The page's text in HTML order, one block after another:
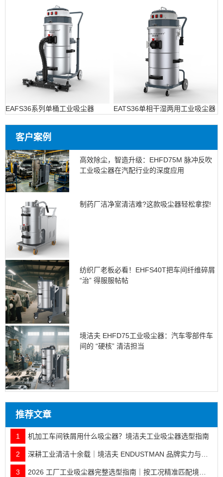
EAFS36系列单桶工业吸尘器 EATS36单相干湿两用工业吸尘器
客户案例
高效除尘，智造升级：EHFD75M 脉冲反吹
工业吸尘器在汽配行业的深度应用
制药厂洁净室清洁难?这款吸尘器轻松拿捏!
纺织厂老板必看！EHFS40T把车间纤维碎屑
“治” 得服服帖帖
境洁夫 EHFD75工业吸尘器：汽车零部件车
间的 “硬核” 清洁担当
推荐文章
1 机加工车间铁屑用什么吸尘器？境洁夫工业吸尘器选型指南
2 深耕工业清洁十余载｜境洁夫 ENDUSTMAN 品牌实力与全行业落地案例
3 2026 工厂工业吸尘器完整选型指南｜按工况精准匹配境洁夫全系机型